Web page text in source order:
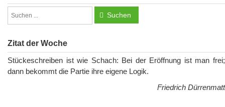
Suchen
Zitat der Woche
Stückeschreiben ist wie Schach: Bei der Eröffnung ist man frei;
dann bekommt die Partie ihre eigene Logik.
Friedrich Dürrenmatt